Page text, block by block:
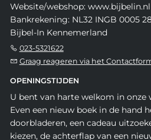
Website/webshop: www.bijbelin.nl
Bankrekening: NL32 INGB 0005
Bijbel-In Kennemerland
023-5321622
Graag reageren via het
OPENINGSTIJDEN
U bent van harte welkom in onze
Even een nieuw boek in de hand
doorbladeren, een cadeau
kiezen, de achterflap van een